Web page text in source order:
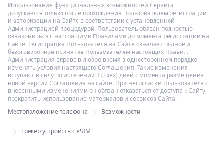
Использование функциональных возможностей Сервиса
допускается только после прохождения Пользователем регистрации
и авторизации на Сайте в соответствии с установленной
Администрацией процедурой. Пользователь обязан полностью
ознакомиться с настоящими Правилами до момента регистрации на
Сайте. Регистрация Пользователя на Сайте означает полное и
безоговорочное принятие Пользователем настоящих Правил.
Администрация вправе в любое время в одностороннем порядке
изменять условия настоящего Соглашения. Такие изменения
вступают в силу по истечении 3 (Трех) дней с момента размещения
новой версии Соглашения на сайте. При несогласии Пользователя с
внесенными изменениями он обязан отказаться от доступа к Сайту,
прекратить использование материалов и сервисов Сайта.
Местоположение телефона
Возможности
Трекер устройств с eSIM